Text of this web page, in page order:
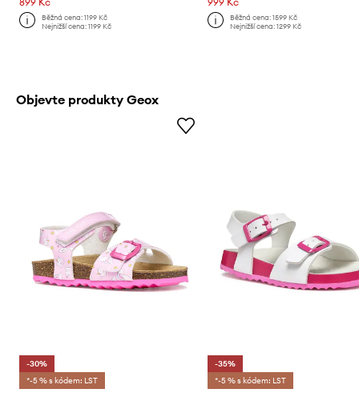
Běžná cena:1199 Kč
Nejnižší cena:1199 Kč
Běžná cena: 1599 Kč
Nejnižší cena: 1299 Kč
Objevte produkty Geox
-30%
*-5 % s kódem: LST
-35%
*-5 % s kódem: LST